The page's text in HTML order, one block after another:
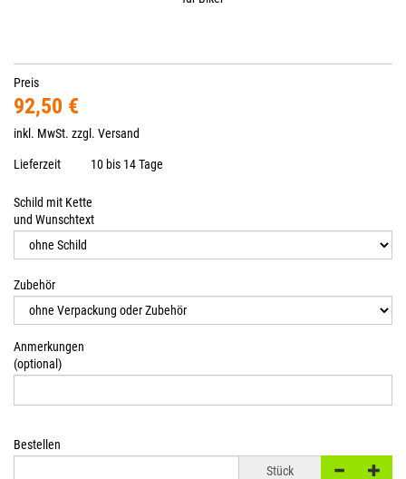
Preis
92,50 €
inkl. MwSt. zzgl. Versand
Lieferzeit 10 bis 14 Tage
Schild mit Kette
und Wunschtext
Zubehör
Anmerkungen
(optional)
Bestellen
Stück